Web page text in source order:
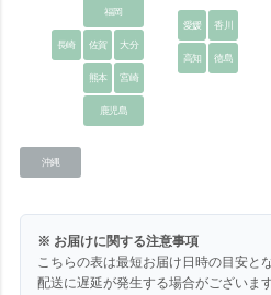
香川
愛媛
徳島
高知
福岡
佐賀 大分
熊本
長崎
宮崎
鹿児島
沖縄
※ お届けに関する注意事項
こちらの表は最短お届け日時の目安と
配送に遅延が発生する場合がございます